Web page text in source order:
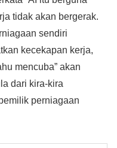
tidak akan bergerak.
sendiri
kecekapan kerja,
mencuba” akan
dari kira-kira
perniagaan